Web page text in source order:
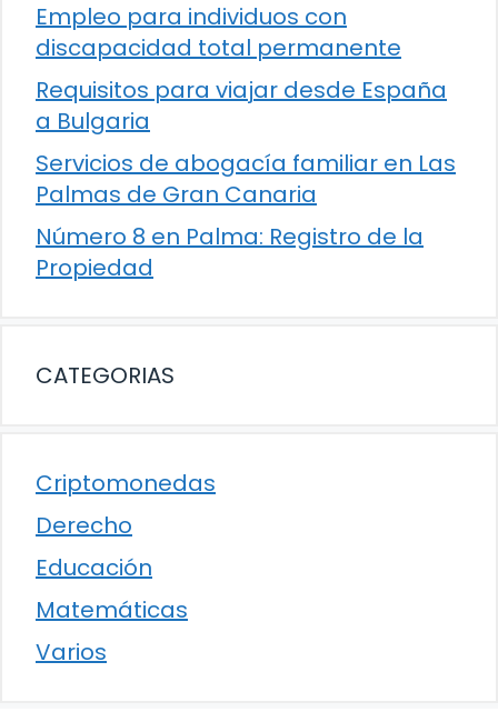
Empleo para individuos con
discapacidad total permanente
Requisitos para viajar desde España
a Bulgaria
Servicios de abogacía familiar en Las
Palmas de Gran Canaria
Número 8 en Palma: Registro de la
Propiedad
CATEGORIAS
Criptomonedas
Derecho
Educación
Matemáticas
Varios